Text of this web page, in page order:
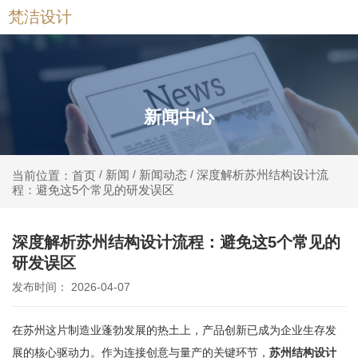
梵洁设计
新闻中心
当前位置：首页 / 新闻 / 新闻动态 / 深度解析苏州结构设计流
程：避免这5个常见的研发误区
深度解析苏州结构设计流程：避免这5个常见的
研发误区
发布时间： 2026-04-07
在苏州这片制造业蓬勃发展的热土上，产品创新已成为企业生存发
展的核心驱动力。作为连接创意与量产的关键环节， 苏州结构设计